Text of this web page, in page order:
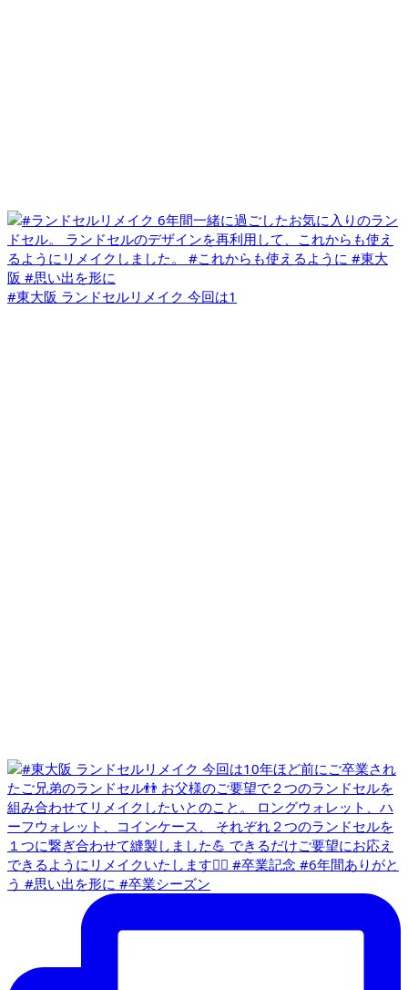
#東大阪 ランドセルリメイク 今回は1